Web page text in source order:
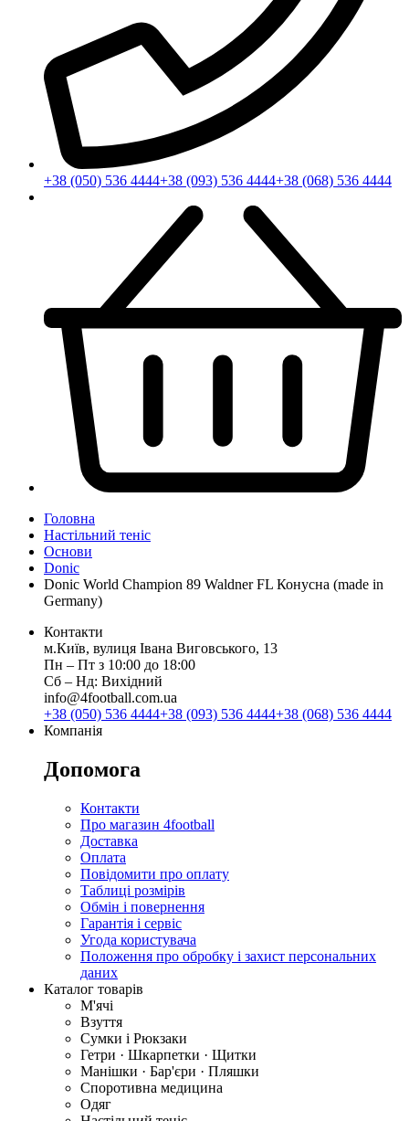
+38 (050) 536 4444+38 (093) 536 4444+38 (068) 536 4444
Головна
Настільний теніс
Основи
Donic
Donic World Champion 89 Waldner FL Конусна (made in
Germany)
Контакти
м.Київ, вулиця Івана Виговського, 13
Пн ‒ Пт з 10:00 до 18:00
Сб ‒ Нд: Вихідний
info@4football.com.ua
+38 (050) 536 4444+38 (093) 536 4444+38 (068) 536 4444
Компанія
Допомога
Контакти
Про магазин 4football
Доставка
Оплата
Повідомити про оплату
Таблиці розмірів
Обмін і повернення
Гарантія і сервіс
Угода користувача
Положення про обробку і захист персональних
даних
Каталог товарів
М'ячі
Взуття
Сумки і Рюкзаки
Гетри · Шкарпетки · Щитки
Манішки · Бар'єри · Пляшки
Споротивна медицина
Одяг